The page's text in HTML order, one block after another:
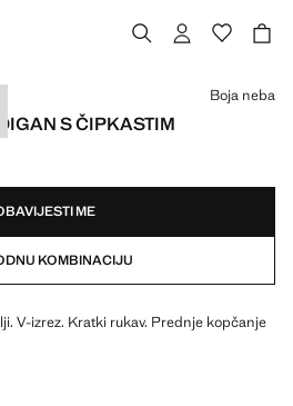
S ČIPKASTIM
€ ]
Boja neba
ME
KOMBINACIJU
V-izrez. Kratki rukav. Prednje kopčanje